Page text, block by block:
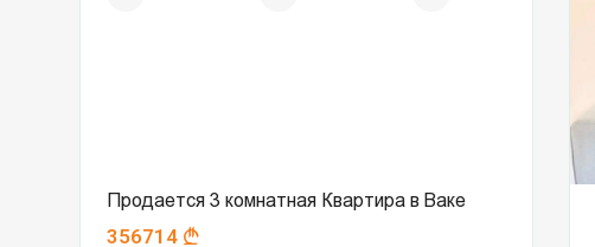
Продается 3 комнатная Квартира в Ваке
356714